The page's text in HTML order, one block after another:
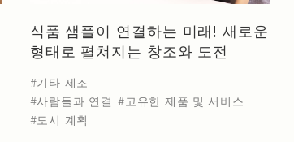
식품 샘플이 연결하는 미래! 새로운
형태로 펼쳐지는 창조와 도전
기타 제조
사람들과 연결
고유한 제품 및 서비스
도시 계획